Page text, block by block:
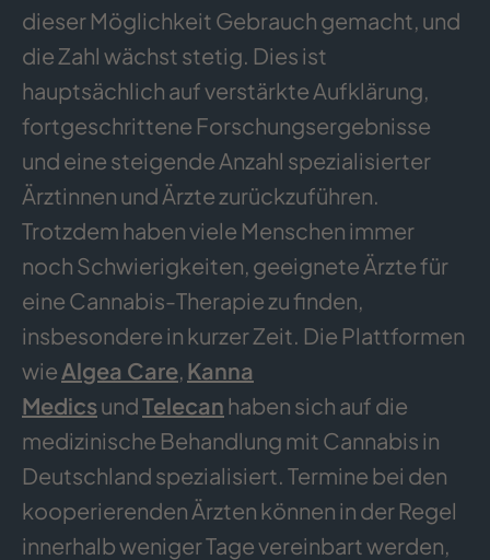
dieser Möglichkeit Gebrauch gemacht, und
die Zahl wächst stetig. Dies ist
hauptsächlich auf verstärkte Aufklärung,
fortgeschrittene Forschungsergebnisse
und eine steigende Anzahl spezialisierter
Ärztinnen und Ärzte zurückzuführen.
Trotzdem haben viele Menschen immer
noch Schwierigkeiten, geeignete Ärzte für
eine Cannabis-Therapie zu finden,
insbesondere in kurzer Zeit. Die Plattformen
wie Algea Care Kanna
Medics undTelecan haben sich auf die
medizinische Behandlung mit Cannabis in
Deutschland spezialisiert. Termine bei den
kooperierenden Ärzten können in der Regel
innerhalb weniger Tage vereinbart werden,